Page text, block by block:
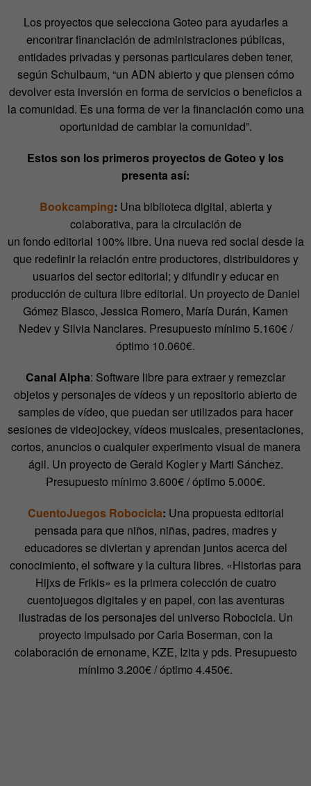
Los proyectos que selecciona Goteo para ayudarles a
encontrar financiación de administraciones públicas,
entidades privadas y personas particulares deben tener,
según Schulbaum, “un ADN abierto y que piensen cómo
devolver esta inversión en forma de servicios o beneficios a
la comunidad. Es una forma de ver la financiación como una
oportunidad de cambiar la comunidad”.
Estos son los primeros proyectos de Goteo y los
presenta así:
Bookcamping: Una biblioteca digital, abierta y
colaborativa, para la circulación de
un fondo editorial 100% libre. Una nueva red social desde la
que redefinir la relación entre productores, distribuidores y
usuarios del sector editorial; y difundir y educar en
producción de cultura libre editorial. Un proyecto de Daniel
Gómez Blasco, Jessica Romero, María Durán, Kamen
Nedev y Silvia Nanclares. Presupuesto mínimo 5.160€ /
óptimo 10.060€.
Canal Alpha: Software libre para extraer y remezclar
objetos y personajes de vídeos y un repositorio abierto de
samples de vídeo, que puedan ser utilizados para hacer
sesiones de videojockey, vídeos musicales, presentaciones,
cortos, anuncios o cualquier experimento visual de manera
ágil. Un proyecto de Gerald Kogler y Marti Sánchez.
Presupuesto mínimo 3.600€ / óptimo 5.000€.
CuentoJuegos Robocicla: Una propuesta editorial
pensada para que niños, niñas, padres, madres y
educadores se diviertan y aprendan juntos acerca del
conocimiento, el software y la cultura libres. «Historias para
Hijxs de Frikis» es la primera colección de cuatro
cuentojuegos digitales y en papel, con las aventuras
ilustradas de los personajes del universo Robocicla. Un
proyecto impulsado por Carla Boserman, con la
colaboración de ernoname, KZE, Izita y pds. Presupuesto
mínimo 3.200€ / óptimo 4.450€.